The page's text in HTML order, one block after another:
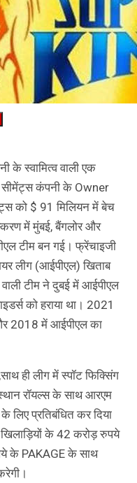
के स्वामित्व वाली एक
सीमेंट्स कंपनी के Owner
को $ 91 मिलियन में बेच
में मुंबई, बैंगलोर और
टीम बन गई। फ्रेंचाइजी
लीग (आईपीएल) खिताब
टीम ने दुबई में आईपीएल
को हराया था। 2021
2018 में आईपीएल का
ही लीग में स्पॉट फिक्सिंग
रॉयल्स के साथ आरएम
के लिए प्रतिबंधित कर दिया
के 42 करोड़ रुपये
के PAKAGE के साथ